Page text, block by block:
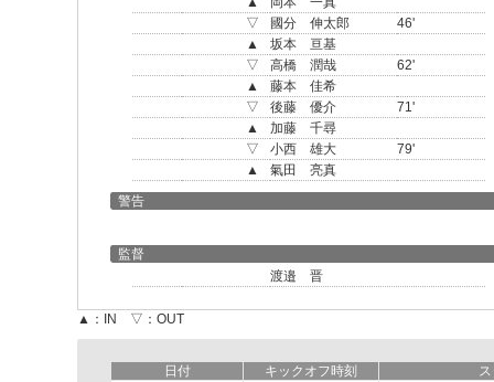
▽
國分 伸太郎
46'
▲
坂本 亘基
▽
高橋 潤哉
62'
▲
藤本 佳希
▽
後藤 優介
71'
▲
加藤 千尋
▽
小西 雄大
79'
▲
氣田 亮真
警告
監督
渡邉 晋
▲：IN ▽：OUT
日付 キックオフ時刻